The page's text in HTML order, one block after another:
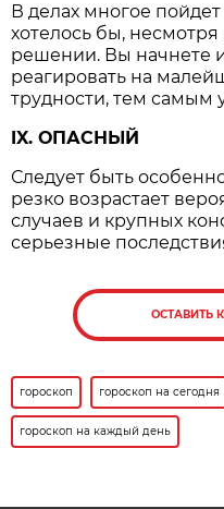
В делах многое пойдет
хотелось бы,
решении. Вы начнете
реагировать на
трудности, тем самым
IX. ОПАСНЫЙ
Следует быть
резко возрастает
случаев и крупных
серьезные
ОСТАВИТЬ
гороскоп гороскоп на сегодня
гороскоп на каждый день